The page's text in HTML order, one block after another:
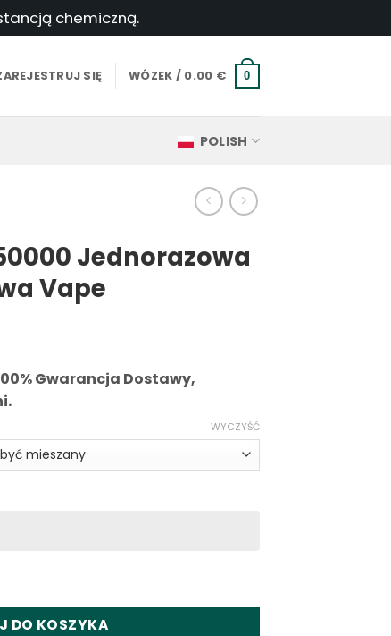
chemiczną.
SIĘ WÓZEK / 0.00 € 0
POLISH
Jednorazowa
Vape
Gwarancja Dostawy,
WYCZYŚĆ
Vape Wholesale
DO KOSZYKA